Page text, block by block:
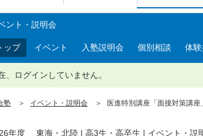
ント・説明会
ップ イベント 入塾説明会 個別相談 体
、ログインしていません。
塾 イベント・説明会 医進特別講座「面接対策講
年度 東海・北陸 | 高3生・高卒生 | イベント・説